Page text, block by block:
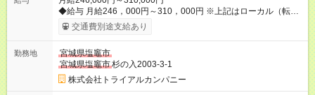
◆給与 月給246，000円～310，000円 ※上記はローカル（転勤
なし）勤務の給与になります。 ※リージョナル勤務（ブロック
内転勤あり）：月給250，000円～ 全国勤務：月給260，000
～400，000円 【バイヤー経験がある方】 月給380，000円～ ※
当社規定の採用基準により、能力、年齢、 前職経験などを考慮
の上、決定いたします。 ※試用期間2ヶ月（賃金同一） ◆給与に
プラスしてもらえる手当・インセンティブ ◎残業手当 ◎住宅手
交通費別途支給あり
勤務地
宮城県塩竈市
宮城県塩竈市杉の入2003-3-1
株式会社トライアルカンパニー